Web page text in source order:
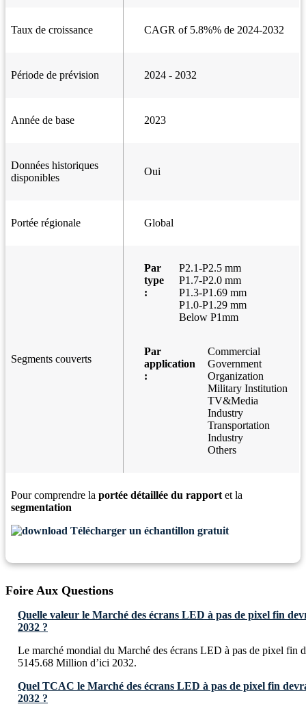
Taux de croissance CAGR of 5.8%% de 2024-2032
Période de prévision 2024 - 2032
Année de base 2023
Données historiques
disponibles
Oui
Portée régionale Global
Segments couverts
Par
type
:
P2.1-P2.5 mm
P1.7-P2.0 mm
P1.3-P1.69 mm
P1.0-P1.29 mm
Below P1mm
Par
application
:
Commercial
Government
Organization
Military Institution
TV&Media
Industry
Transportation
Industry
Others
Pour comprendre la portée détaillée du rapport et la
segmentation
Télécharger un échantillon gratuit
Foire Aux Questions
Quelle valeur le Marché des écrans LED à pas de pixel fin
2032 ?
Le marché mondial du Marché des écrans LED à pas de pixel fin
5145.68 Million d’ici 2032.
Quel TCAC le Marché des écrans LED à pas de pixel fin
2032 ?